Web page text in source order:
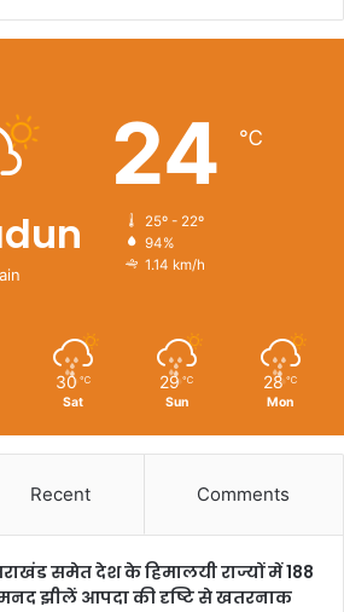
24 ℃
25º - 22º
94%
1.14 km/h
30 ℃
Sat
29 ℃
Sun
28 ℃
Mon
Recent Comments
समेत देश के हिमालयी राज्यों में 188
झीलें आपदा की दृष्टि से खतरनाक